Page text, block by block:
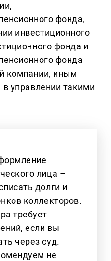
фонда,
инвестиционного
фонда и
фонда
компании, иным
управлении такими
лица –
долги и
коллекторов.
требует
если вы
через суд.
не